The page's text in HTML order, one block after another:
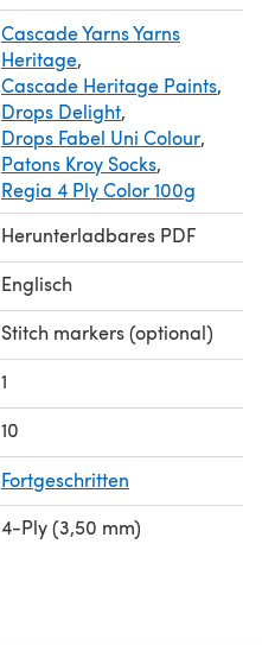
Cascade Yarns Yarns
Heritage,
Cascade Heritage Paints,
Drops Delight,
Drops Fabel Uni Colour,
Patons Kroy Socks,
Regia 4 Ply Color 100g
Herunterladbares PDF
Englisch
Stitch markers (optional)
1
10
Fortgeschritten
4-Ply (3,50 mm)